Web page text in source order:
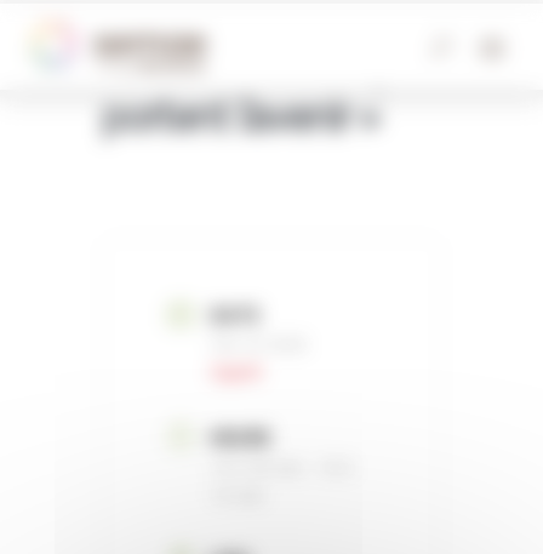
« Ces femmes qui
portent l’avenir »